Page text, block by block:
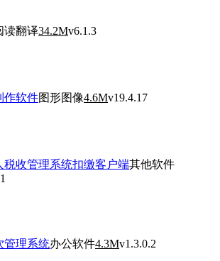
读翻译34.2Mv6.1.3
作软件图形图像4.6Mv19.4.17
税收管理系统扣缴客户端其他软件
管理系统办公软件4.3Mv1.3.0.2